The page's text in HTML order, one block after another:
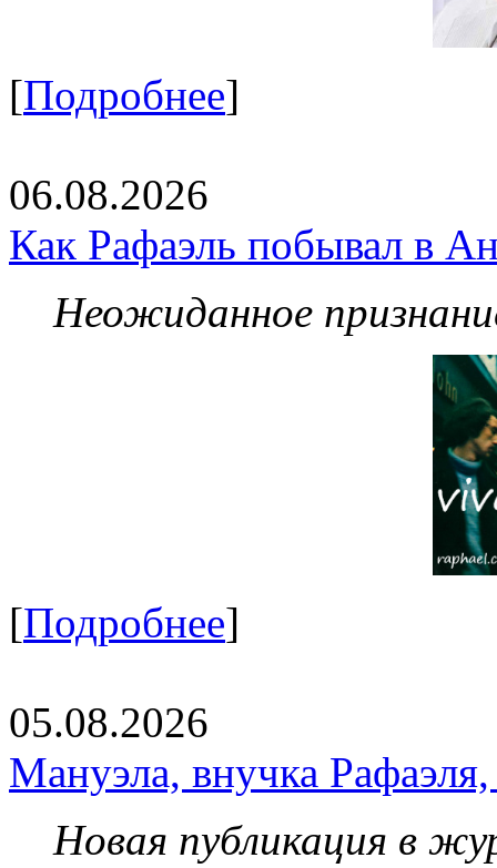
[Подробнее]
06.08.2026
Как Рафаэль побывал в
Неожиданное
[Подробнее]
05.08.2026
Мануэла, внучка
Новая публикация в